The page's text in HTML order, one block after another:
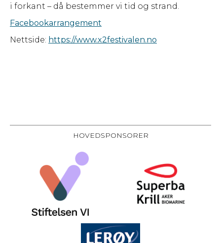
i forkant – då bestemmer vi tid og strand.
Facebookarrangement
Nettside: https://www.x2festivalen.no
HOVEDSPONSORER